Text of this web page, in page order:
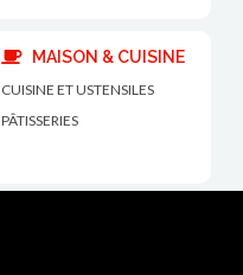
MAISON & CUISINE
CUISINE ET USTENSILES
PÂTISSERIES